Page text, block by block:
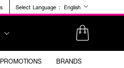
Select Language : English
PROMOTIONS BRANDS